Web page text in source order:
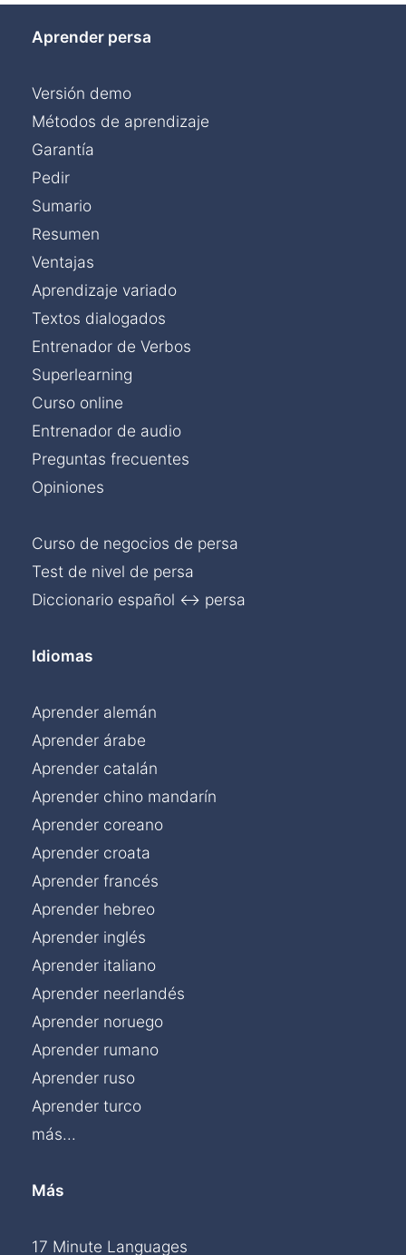
Aprender persa
Versión demo
Métodos de aprendizaje
Garantía
Pedir
Sumario
Resumen
Ventajas
Aprendizaje variado
Textos dialogados
Entrenador de Verbos
Superlearning
Curso online
Entrenador de audio
Preguntas frecuentes
Opiniones
Curso de negocios de persa
Test de nivel de persa
Diccionario español ↔ persa
Idiomas
Aprender alemán
Aprender árabe
Aprender catalán
Aprender chino mandarín
Aprender coreano
Aprender croata
Aprender francés
Aprender hebreo
Aprender inglés
Aprender italiano
Aprender neerlandés
Aprender noruego
Aprender rumano
Aprender ruso
Aprender turco
más...
Más
17 Minute Languages